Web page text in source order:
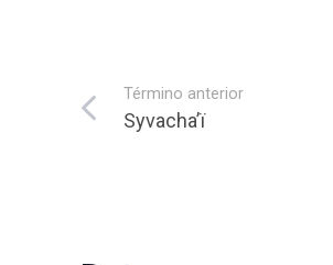
Término anterior
Syvacha’ï